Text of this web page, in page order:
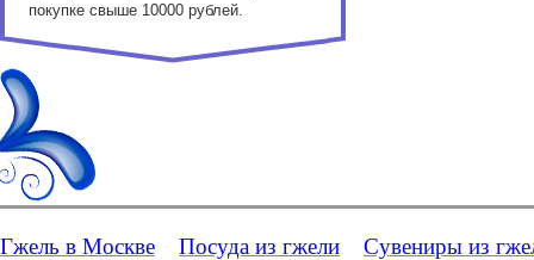
покупке свыше 10000 рублей.
Гжель в Москве Посуда из гжели
Сувениры из